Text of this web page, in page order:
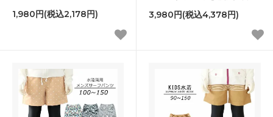
1,980円(税込2,178円) 3,980円(税込4,378円)